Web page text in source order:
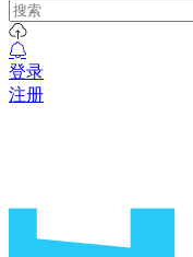
登录
注册